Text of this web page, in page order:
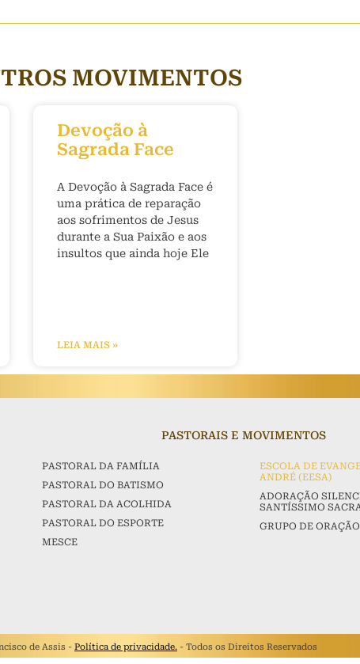
MOVIMENTOS
Devoção à
Sagrada Face
A Devoção à Sagrada Face é
uma prática de reparação
aos sofrimentos de Jesus
durante a Sua Paixão e aos
insultos que ainda hoje Ele
LEIA MAIS »
PASTORAIS E MOVIMENTOS
PASTORAL DA FAMÍLIA
PASTORAL DO BATISMO
PASTORAL DA ACOLHIDA
PASTORAL DO ESPORTE
MESCE
ESCOLA DE
ANDRÉ (EESA)
ADORAÇÃO
SANTÍSSIMO
GRUPO DE
de Assis - Política de privacidade. - Todos os Direitos Reservados